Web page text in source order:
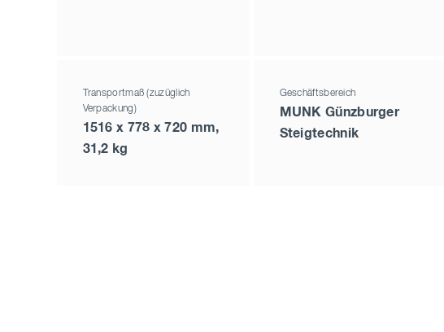
Transportmaß (zuzüglich
Verpackung)
1516 x 778 x 720 mm,
31,2 kg
Geschäftsbereich
MUNK Günzburger
Steigtechnik